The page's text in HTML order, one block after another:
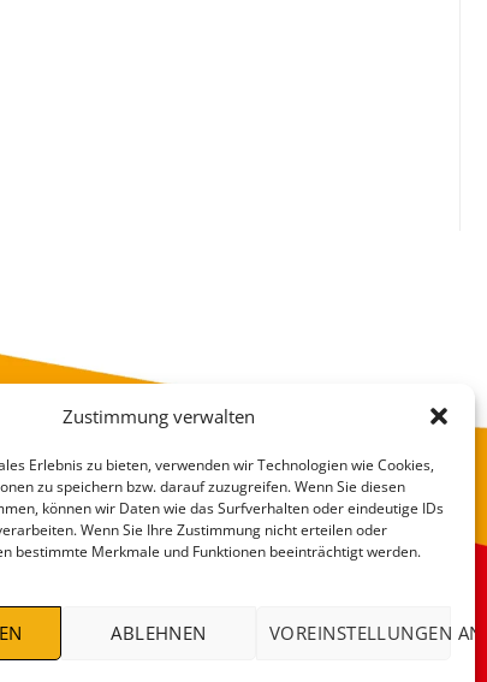
Zustimmung verwalten
Erlebnis zu bieten, verwenden wir Technologien wie Cookies,
zu speichern bzw. darauf zuzugreifen. Wenn Sie diesen
können wir Daten wie das Surfverhalten oder eindeutige IDs
Wenn Sie Ihre Zustimmung nicht erteilen oder
bestimmte Merkmale und Funktionen beeinträchtigt werden.
ABLEHNEN VOREINSTELLUNGEN